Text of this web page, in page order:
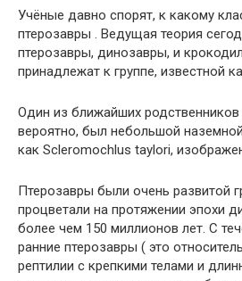
Учёные давно спорят, к какому
птерозавры . Ведущая теория
птерозавры, динозавры, и
принадлежат к группе, известной
Один из ближайших родственников
вероятно, был небольшой
как Scleromochlus taylori,
Птерозавры были очень развитой
процветали на протяжении эпохи
более чем 150 миллионов лет. С
ранние птерозавры ( это
рептилии с крепкими телами и